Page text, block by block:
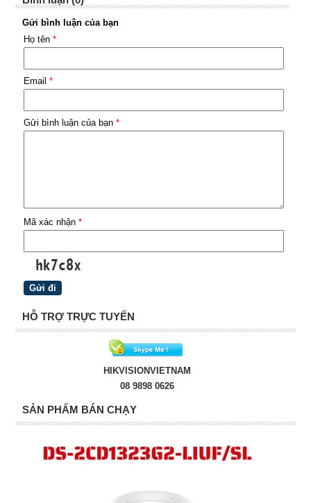
Gửi bình luận của bạn
Họ tên *
Email *
Gửi bình luận của bạn *
Mã xác nhận *
HỖ TRỢ TRỰC TUYẾN
HIKVISIONVIETNAM
08 9898 0626
SẢN PHẨM BÁN CHẠY